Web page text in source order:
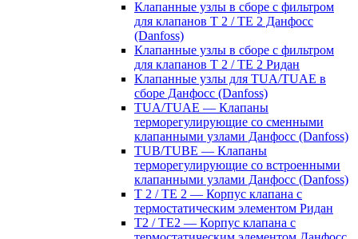
Клапанные узлы в сборе с фильтром
для клапанов T 2 / TE 2 Данфосс
(Danfoss)
Клапанные узлы в сборе с фильтром
для клапанов T 2 / TE 2 Ридан
Клапанные узлы для TUA/TUAE в
сборе Данфосс (Danfoss)
TUA/TUAE — Клапаны
терморегулирующие со сменными
клапанными узлами Данфосс (Danfoss)
TUB/TUBE — Клапаны
терморегулирующие со встроенными
клапанными узлами Данфосс (Danfoss)
T 2 / TE 2 — Корпус клапана с
термостатическим элементом Ридан
T2 / TE2 — Корпус клапана с